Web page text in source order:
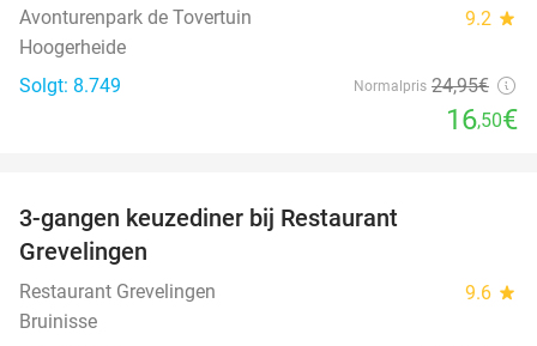
Avonturenpark de Tovertuin 9.2 star
Hoogerheide
Solgt: 8.749
Normalpris 24,95€
16,50€
3-gangen keuzediner bij Restaurant
Grevelingen
Restaurant Grevelingen 9.6 star
Bruinisse